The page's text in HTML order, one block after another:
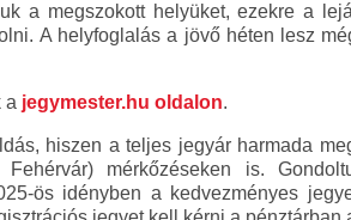
a megszokott helyüket, ezekre a
A helyfoglalás a jövő héten lesz
a jegymester.hu oldalon.
hiszen a teljes jegyár harmada
mérkőzéseken is.
ös idényben a kedvezményes